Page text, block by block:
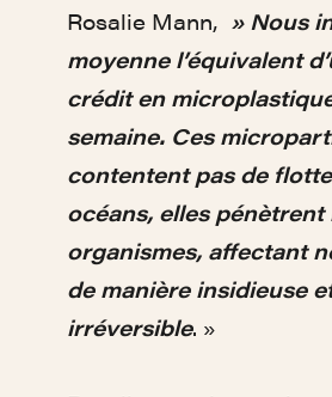
Rosalie Mann, » Nous
moyenne l’équivalent
crédit en
semaine. Ces
contentent pas de
océans, elles pénètrent
organismes, affectant
de manière insidieuse
irréversible. »